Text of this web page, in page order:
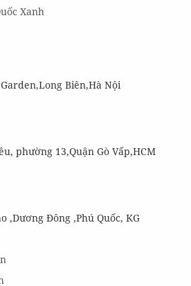
Xanh
Biên,Hà Nội
phường 13,Quận Gò Vấp,HCM
,Dương Đông ,Phú Quốc, KG